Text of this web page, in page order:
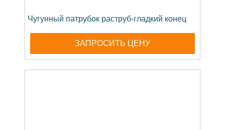
Чугунный патрубок раструб-гладкий конец
ЗАПРОСИТЬ ЦЕНУ